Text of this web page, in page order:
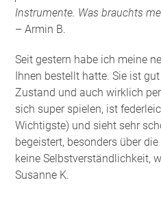
Instrumente. Was brauchts
– Armin B.
Seit gestern habe ich meine
Ihnen bestellt hatte. Sie ist
Zustand und auch wirklich
sich super spielen, ist
Wichtigste) und sieht sehr
begeistert, besonders über
keine Selbstverständlichkeit,
Susanne K.